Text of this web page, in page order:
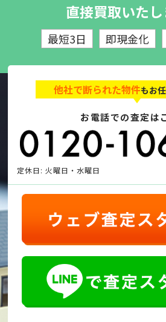
直接買取いたし
最短3日 即現金化
他社で断られた物件もお
お電話での査定は
定休日: 火曜日・水曜日